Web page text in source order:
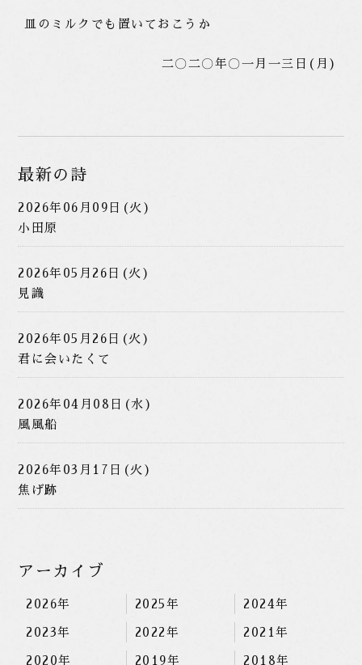
皿のミルクでも置いておこうか
二〇二〇年〇一月一三日(月)
最新の詩
2026年06月09日(火)
小田原
2026年05月26日(火)
見識
2026年05月26日(火)
君に会いたくて
2026年04月08日(水)
風風船
2026年03月17日(火)
焦げ跡
アーカイブ
2026年 2025年 2024年
2023年 2022年 2021年
2020年 2019年 2018年